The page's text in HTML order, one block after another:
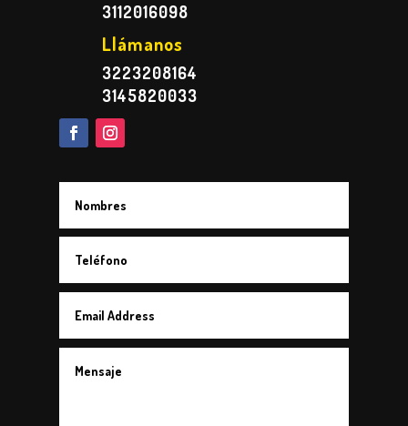
3112016098
Llámanos
3223208164
3145820033